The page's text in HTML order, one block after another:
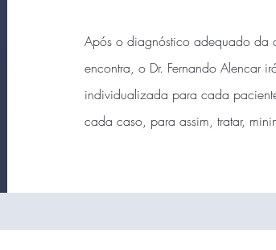
Após o diagnóstico adequado da
encontra, o Dr. Fernando Alencar
individualizada para cada
cada caso, para assim, tratar,